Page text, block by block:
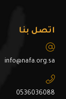
اتصل بنا
info@nafa.org.sa
0536036088